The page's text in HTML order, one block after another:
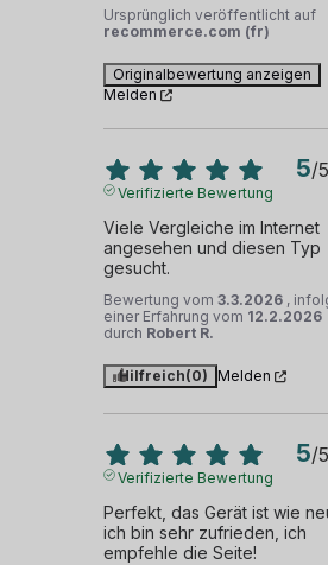
Ursprünglich veröffentlicht auf
recommerce.com (fr)
Originalbewertung anzeigen
Melden
5/5
Verifizierte Bewertung
Viele Vergleiche im Internet
angesehen und diesen Typ
gesucht.
Bewertung vom 3.3.2026 ,
einer Erfahrung vom 12.2.2026
durch Robert R.
Hilfreich(0) Melden
5/5
Verifizierte Bewertung
Perfekt, das Gerät ist wie
ich bin sehr zufrieden, ich
empfehle die Seite!